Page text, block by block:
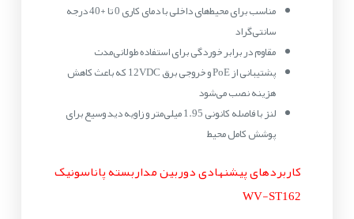
مناسب برای محیط‌های داخلی با دمای کاری 0 تا +40 درجه
سانتی‌گراد
مقاوم در برابر خوردگی برای استفاده طولانی‌مدت
پشتیبانی از PoE و خروجی برق 12VDC که باعث کاهش
هزینه نصب می‌شود
لنز با فاصله کانونی 1.95 میلی‌متر و زاویه دید وسیع برای
پوشش کامل محیط
کاربردهای پیشنهادی دوربین مداربسته پاناسونیک
WV-ST162